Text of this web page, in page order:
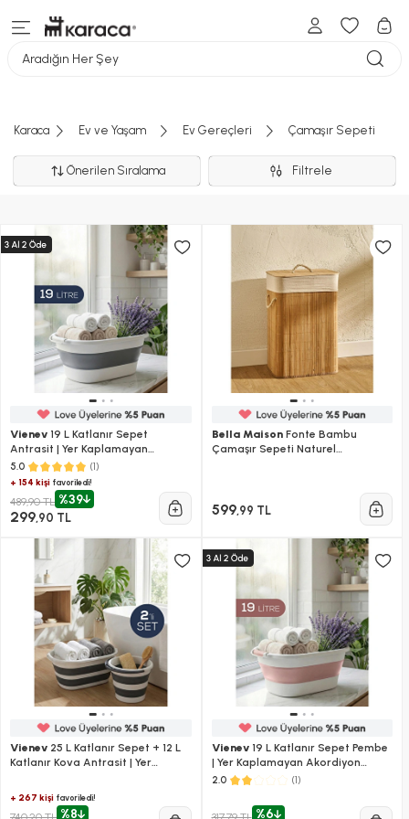
Aradığın Her Şey
Karaca Ev ve Yaşam Ev Gereçleri Çamaşır Sepeti
Önerilen Sıralama Filtrele
Vienev 19 L Katlanır Sepet
Antrasit | Yer Kaplamayan
Akordiyon Tasarım
5.0 (1)
+ 154 kişi favoriledi!
489,90 TL %39
299,90 TL
Bella MaisonFonte Bambu
Çamaşır Sepeti Naturel
599,99 TL
Vienev 25 L Katlanır Sepet + 12 L
Katlanır Kova Antrasit | Yer
+ 267 kişi favoriledi!
%8
Vienev19 L Katlanır Sepet Pembe
| Yer Kaplamayan Akordiyon
Tasarım
2.0 (1)
%6